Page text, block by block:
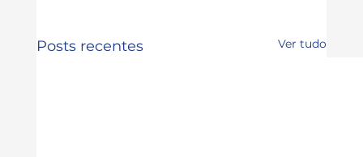
Posts recentes Ver tudo